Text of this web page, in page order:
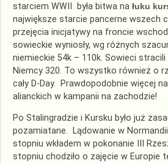
starciem WWII była bitwa na łuku
największe starcie pancerne wszech
przejęcia inicjatywy na froncie
sowieckie wyniosły, wg różnych
niemieckie 54k – 110k. Sowieci stracili
Niemcy 320. To wszystko również o
cały D-Day. Prawdopodobnie więcej
alianckich w kampanii na zachodzie!
Po Stalingradzie i Kursku było już
pozamiatane. Lądowanie w
stopniu wkładem w pokonanie III
stopniu chodziło o zajęcie w Europie